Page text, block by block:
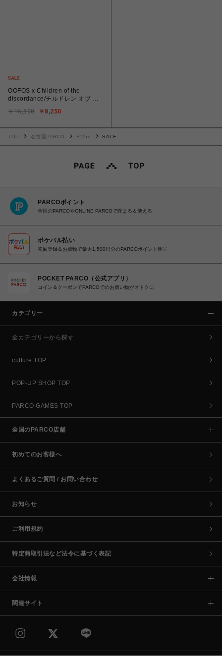
OOFOS x Children of the
discordance/チルドレン オブ ザ
ス/OORIGINAL￥8,250
￥16,500
TOP 名古屋PARCO B'2nd SALE
PARCOポイント
全国のPARCOやONLINE PARCOで貯まる＆使える
ポケパル払い
初回登録＆お買物で最大1,500円分のPARCOポイント進呈
POCKET PARCO（公式アプリ）
コイン＆クーポンでPARCOでのお買い物がオトクに
カテゴリー
全カテゴリーから探す
culture TOP
POP-UP SHOP TOP
PARCO GAMES TOP
全国のPARCO店舗
初めてのお客様へ
よくあるご質問 / お問い合わせ
お知らせ
ご利用規約
特定商取引法など法令に基づく表記
会社情報
関連サイト